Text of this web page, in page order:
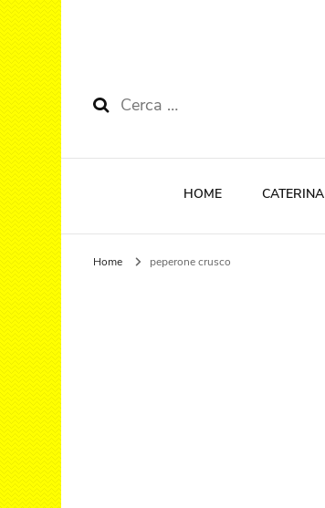
Ricerca
HOME CATERINA
Home peperone crusco